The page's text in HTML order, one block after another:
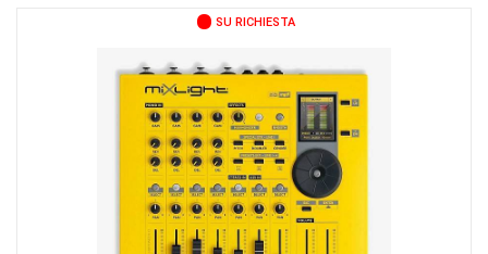
SU RICHIESTA